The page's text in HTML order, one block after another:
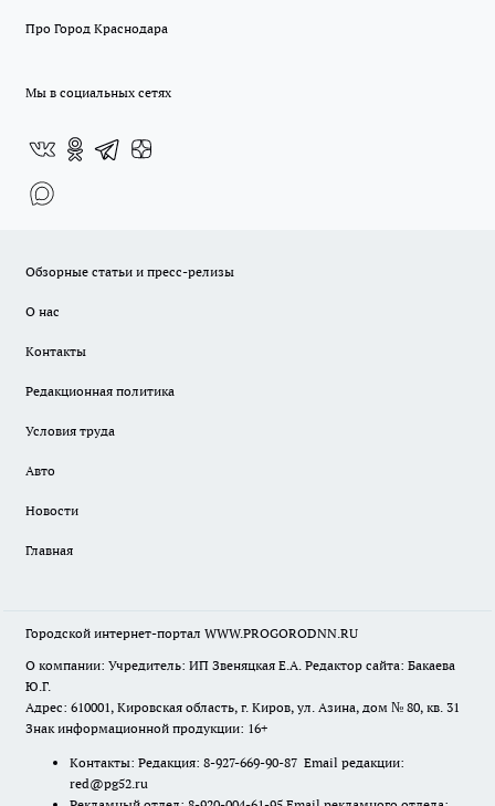
Про Город Краснодара
Мы в социальных сетях
Обзорные статьи и пресс-релизы
О нас
Контакты
Редакционная политика
Условия труда
Авто
Новости
Главная
Городской интернет-портал WWW.PROGORODNN.RU
О компании: Учредитель: ИП Звеняцкая Е.А. Редактор сайта: Бакаева
Ю.Г.
Адрес: 610001, Кировская область, г. Киров, ул. Азина, дом № 80, кв. 31
Знак информационной продукции: 16+
Контакты: Редакция: 8-927-669-90-87 Email редакции:
red@pg52.ru